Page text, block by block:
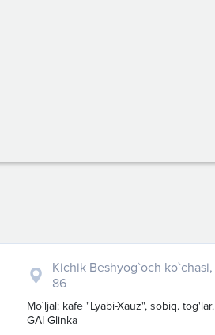
Kichik Beshyog`och ko`chasi,
86
Mo`ljal: kafe "Lyabi-Xauz", sobiq. tog'lar.
GAI Glinka